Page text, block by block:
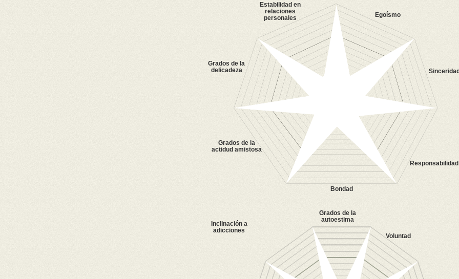
Responsabilidad
Egoísmo
Estabilidad en
relaciones
personales
Grados de la
delicadeza
Grados de la
actidud amistosa
Bondad
Grados de la
autoestima
Voluntad
Inclinación a
adicciones